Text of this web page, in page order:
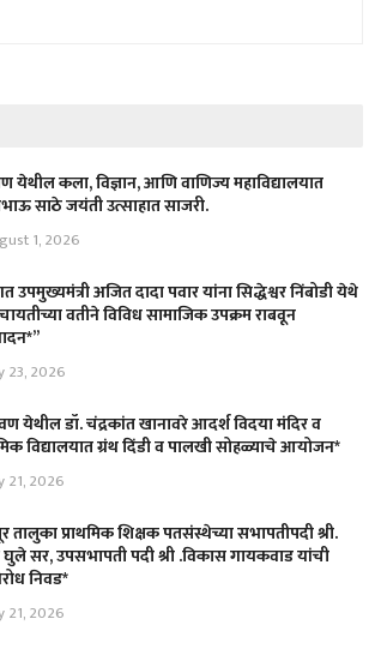
येथील कला, विज्ञान, आणि वाणिज्य महाविद्यालयात
साठे जयंती उत्साहात साजरी.
1, 2026
उपमुख्यमंत्री अजित दादा पवार यांना सिद्धेश्वर निंबोडी येथे
वतीने विविध सामाजिक उपक्रम राबवून
23, 2026
येथील डॉ. चंद्रकांत खानावरे आदर्श विदया मंदिर व
विद्यालयात ग्रंथ दिंडी व पालखी सोहळ्याचे आयोजन*
21, 2026
तालुका प्राथमिक शिक्षक पतसंस्थेच्या सभापतीपदी श्री.
घुले सर, उपसभापती पदी श्री .विकास गायकवाड यांची
निवड*
21, 2026